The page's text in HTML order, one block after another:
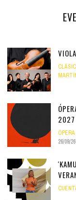
2027
ÓPERA
26/09/26